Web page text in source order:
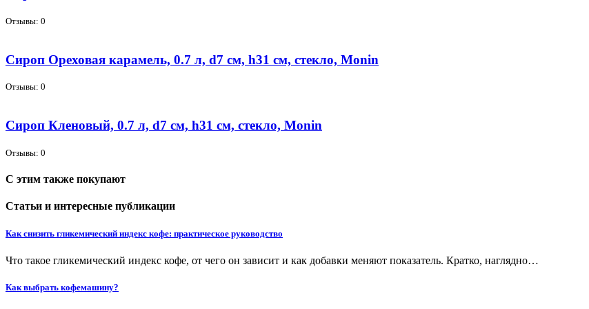
Отзывы: 0
Сироп Ореховая карамель, 0.7 л, d7 см, h31 см, стекло, Monin
Отзывы: 0
Сироп Кленовый, 0.7 л, d7 см, h31 см, стекло, Monin
Отзывы: 0
С этим также покупают
Статьи и интересные публикации
Как снизить гликемический индекс кофе: практическое руководство
Что такое гликемический индекс кофе, от чего он зависит и как добавки меняют показатель. Кратко, наглядно…
Как выбрать кофемашину?